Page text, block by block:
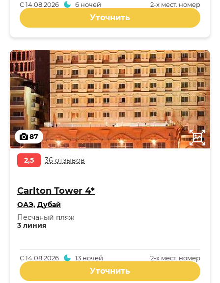
2-x мест. номер
С14.08.2026 6 ночей
Уточнить
87
2,5 36 отзывов
Carlton Tower 4*
ОАЭ, Дубай
3 линия
Песчаный пляж
2-x мест. номер
С14.08.2026 13 ночей
Уточнить